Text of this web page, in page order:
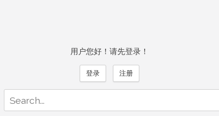
用户您好！请先登录！
登录 注册
for: